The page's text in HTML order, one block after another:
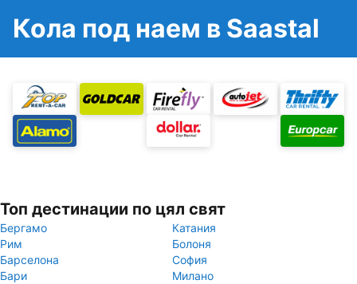
Кола под наем в Saastal
Топ дестинации по цял свят
Бергамо
Катания
Рим
Болоня
Барселона
София
Бари
Милано